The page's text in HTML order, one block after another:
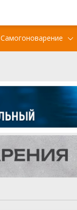
Самогоноварение